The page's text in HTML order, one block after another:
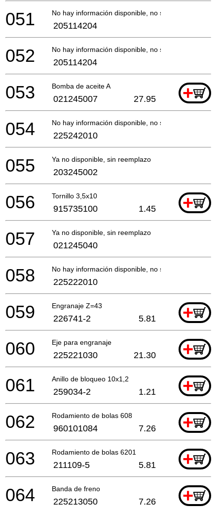
No hay información disponible, no se puede pedir
051 205114204
No hay información disponible, no se puede pedir
052 205114204
Bomba de aceite A +
053 021245007 27.95
No hay información disponible, no se puede pedir
054 225242010
Ya no disponible, sin reemplazo
055 203245002
Tornillo 3,5x10 +
056 915735100 1.45
Ya no disponible, sin reemplazo
057 021245040
No hay información disponible, no se puede pedir
058 225222010
Engranaje Z=43 +
059 226741-2 5.81
Eje para engranaje +
060 225221030 21.30
Anillo de bloqueo 10x1,2 +
061 259034-2 1.21
Rodamiento de bolas 608 +
062 960101084 7.26
Rodamiento de bolas 6201 +
063 211109-5 5.81
Banda de freno +
064 225213050 7.26